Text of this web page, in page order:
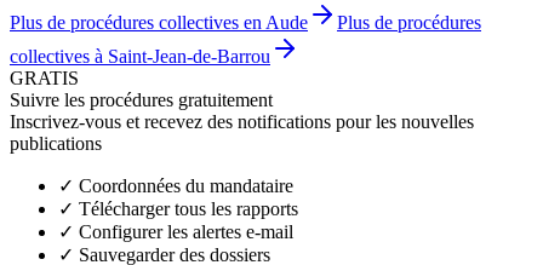
Plus de procédures collectives en Aude
Plus de procédures
collectives à Saint-Jean-de-Barrou
GRATIS
Suivre les procédures gratuitement
Inscrivez-vous et recevez des notifications pour les nouvelles
publications
✓ Coordonnées du mandataire
✓ Télécharger tous les rapports
✓ Configurer les alertes e-mail
✓ Sauvegarder des dossiers